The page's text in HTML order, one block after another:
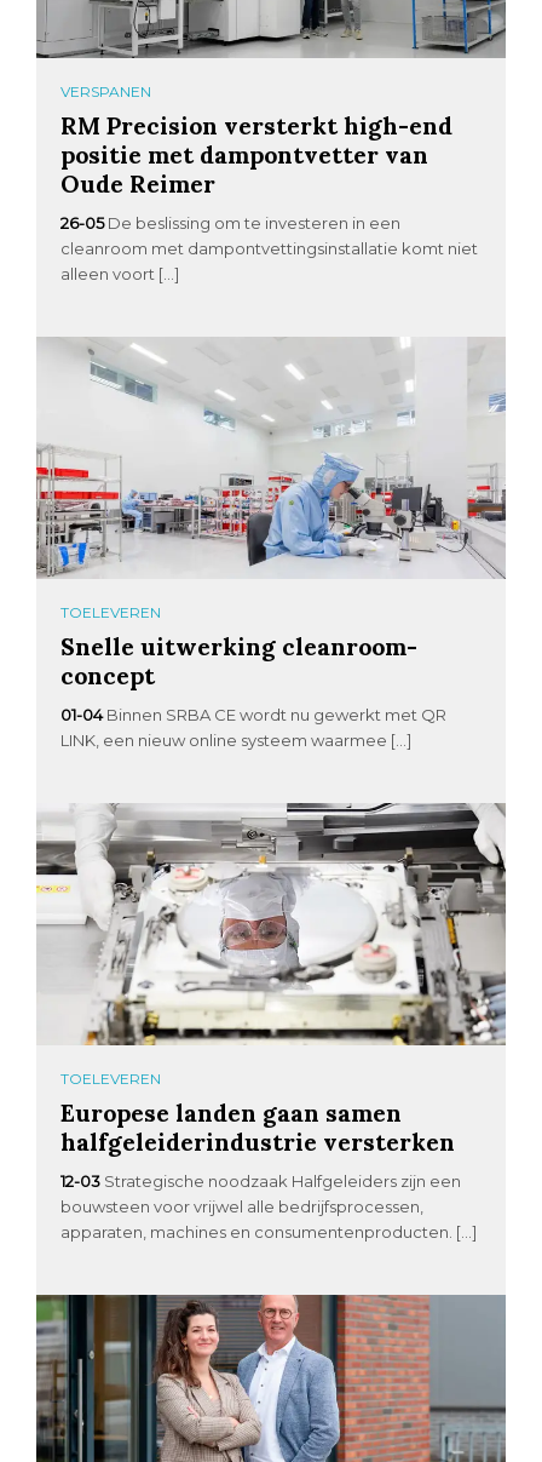
VERSPANEN
RM Precision versterkt high-end
positie met dampontvetter van
Oude Reimer
26-05 De beslissing om te investeren in een
cleanroom met dampontvettingsinstallatie komt niet
alleen voort […]
TOELEVEREN
Snelle uitwerking cleanroom-
concept
01-04 Binnen SRBA CE wordt nu gewerkt met QR
LINK, een nieuw online systeem waarmee […]
TOELEVEREN
Europese landen gaan samen
halfgeleiderindustrie versterken
12-03 Strategische noodzaak Halfgeleiders zijn een
bouwsteen voor vrijwel alle bedrijfsprocessen,
apparaten, machines en consumentenproducten. […]